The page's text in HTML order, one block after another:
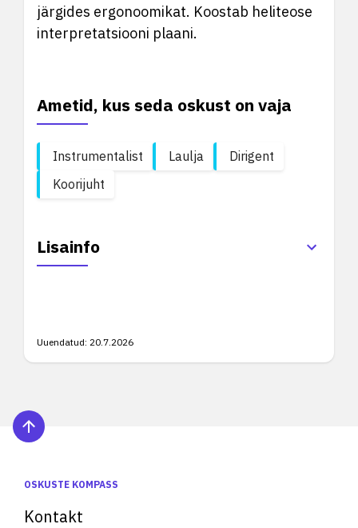
järgides ergonoomikat. Koostab heliteose
interpretatsiooni plaani.
Ametid, kus seda oskust on vaja
Instrumentalist Laulja
Dirigent
Koorijuht
Lisainfo
Uuendatud: 20.7.2026
OSKUSTE KOMPASS
Kontakt